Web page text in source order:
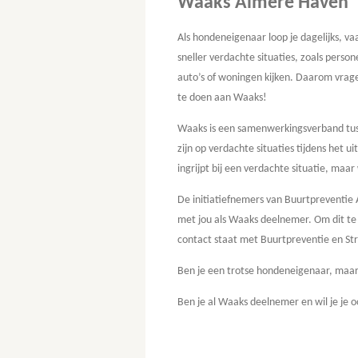
Als hondeneigenaar loop je dagelijks,
sneller verdachte situaties, zoals
auto’s of woningen kijken. Daarom
te doen aan Waaks!
Waaks is een samenwerkingsverband
zijn op verdachte situaties tijdens het
ingrijpt bij een verdachte situatie,
De initiatiefnemers van Buurtpreventie
met jou als Waaks deelnemer. Om dit
contact staat met Buurtpreventie en
Ben je een trotse hondeneigenaar,
Ben je al Waaks deelnemer en wil je je